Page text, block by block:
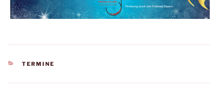
KATEGORIEN
TERMINE